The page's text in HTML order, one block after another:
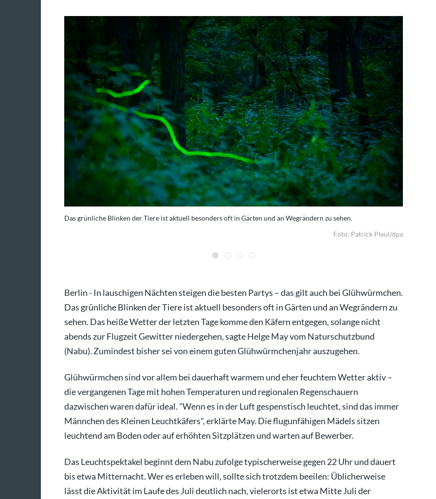
Das grünliche Blinken der Tiere ist aktuell besonders oft in Gärten und an Wegrändern zu sehen.
Foto: Patrick Pleul/dpa
Berlin - In lauschigen Nächten steigen die besten Partys – das gilt auch bei Glühwürmchen.
Das grünliche Blinken der Tiere ist aktuell besonders oft in Gärten und an Wegrändern zu
sehen. Das heiße Wetter der letzten Tage komme den Käfern entgegen, solange nicht
abends zur Flugzeit Gewitter niedergehen, sagte Helge May vom Naturschutzbund
(Nabu). Zumindest bisher sei von einem guten Glühwürmchenjahr auszugehen.
Glühwürmchen sind vor allem bei dauerhaft warmem und eher feuchtem Wetter aktiv –
die vergangenen Tage mit hohen Temperaturen und regionalen Regenschauern
dazwischen waren dafür ideal. "Wenn es in der Luft gespenstisch leuchtet, sind das immer
Männchen des Kleinen Leuchtkäfers", erklärte May. Die flugunfähigen Mädels sitzen
leuchtend am Boden oder auf erhöhten Sitzplätzen und warten auf Bewerber.
Das Leuchtspektakel beginnt dem Nabu zufolge typischerweise gegen 22 Uhr und dauert
bis etwa Mitternacht. Wer es erleben will, sollte sich trotzdem beeilen: Üblicherweise
lässt die Aktivität im Laufe des Juli deutlich nach, vielerorts ist etwa Mitte Juli der